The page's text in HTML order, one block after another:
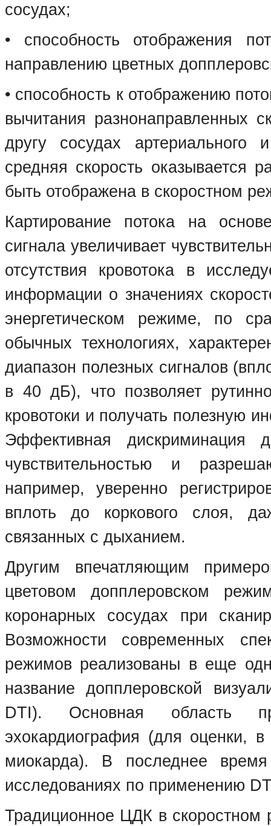
сосудах;
• способность отображения
направлению цветных
• способность к отображению
вычитания разнонаправленных
другу сосудах артериального
средняя скорость оказывается
быть отображена в скоростном
Картирование потока на
сигнала увеличивает
отсутствия кровотока в
информации о значениях
энергетическом режиме, по
обычных технологиях,
диапазон полезных сигналов
в 40 дБ), что позволяет
кровотоки и получать полезную
Эффективная дискриминация
чувствительностью и
например, уверенно
вплоть до коркового слоя,
связанных с дыханием.
Другим впечатляющим
цветовом допплеровском
коронарных сосудах при
Возможности современных
режимов реализованы в еще
название допплеровской
DTI). Основная область
эхокардиография (для оценки,
миокарда). В последнее
исследованиях по применению
Традиционное ЦДК в скоростном